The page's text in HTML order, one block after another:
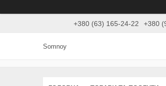
+380 (63) 165-24-22 +380
Somnoy